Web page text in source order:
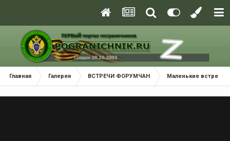
Главная Галерея ВСТРЕЧИ ФОРУМЧАН Маленькие встречи